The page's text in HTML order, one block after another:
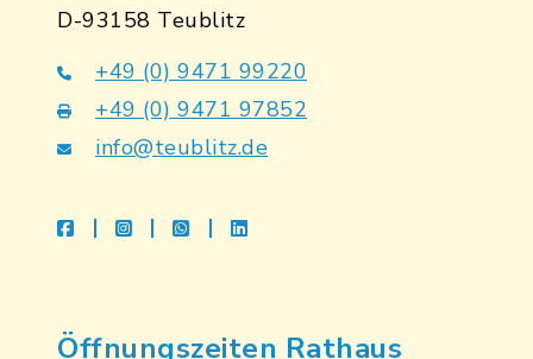
D-93158 Teublitz
+49 (0) 9471 99220
+49 (0) 9471 97852
info@teublitz.de
facebookinstagramwhatsapplinkedin
Öffnungszeiten Rathaus